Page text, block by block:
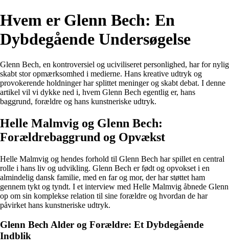
Hvem er Glenn Bech: En
Dybdegående Undersøgelse
Glenn Bech, en kontroversiel og uciviliseret personlighed, har for nylig
skabt stor opmærksomhed i medierne. Hans kreative udtryk og
provokerende holdninger har splittet meninger og skabt debat. I denne
artikel vil vi dykke ned i, hvem Glenn Bech egentlig er, hans
baggrund, forældre og hans kunstneriske udtryk.
Helle Malmvig og Glenn Bech:
Forældrebaggrund og Opvækst
Helle Malmvig og hendes forhold til Glenn Bech har spillet en central
rolle i hans liv og udvikling. Glenn Bech er født og opvokset i en
almindelig dansk familie, med en far og mor, der har støttet ham
gennem tykt og tyndt. I et interview med Helle Malmvig åbnede Glenn
op om sin komplekse relation til sine forældre og hvordan de har
påvirket hans kunstneriske udtryk.
Glenn Bech Alder og Forældre: Et Dybdegående
Indblik